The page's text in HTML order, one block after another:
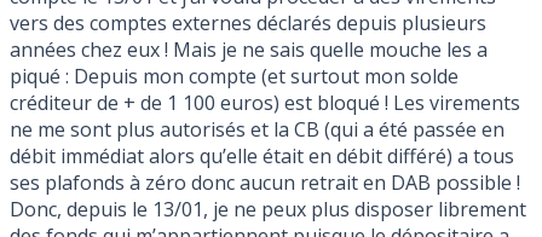
vers des comptes externes déclarés depuis plusieurs
années chez eux ! Mais je ne sais quelle mouche les a
piqué : Depuis mon compte (et surtout mon solde
créditeur de + de 1 100 euros) est bloqué ! Les virements
ne me sont plus autorisés et la CB (qui a été passée en
débit immédiat alors qu’elle était en débit différé) a tous
ses plafonds à zéro donc aucun retrait en DAB possible !
Donc, depuis le 13/01, je ne peux plus disposer librement